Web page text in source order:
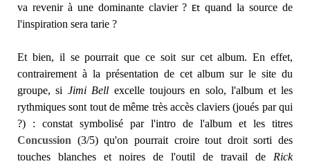
va revenir à une dominante clavier ? Et quand la source de
l'inspiration sera tarie ?
Et bien, il se pourrait que ce soit sur cet album. En effet,
contrairement à la présentation de cet album sur le site du
groupe, si Jimi Bell excelle toujours en solo, l'album et les
rythmiques sont tout de même très accès claviers (joués par qui
?) : constat symbolisé par l'intro de l'album et les titres
Concussion (3/5) qu'on pourrait croire tout droit sorti des
touches blanches et noires de l'outil de travail de Rick